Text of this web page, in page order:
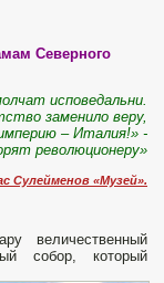
Северного
исповедальни.
заменило веру,
– Италия!» -
революционеру»
Сулейменов «Музей».
величественный
собор, который